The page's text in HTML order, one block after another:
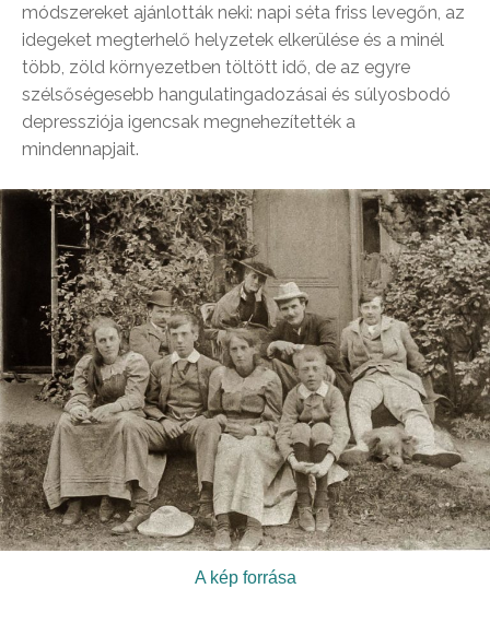
módszereket ajánlották neki: napi séta friss levegőn, az
idegeket megterhelő helyzetek elkerülése és a minél
több, zöld környezetben töltött idő, de az egyre
szélsőségesebb hangulatingadozásai és súlyosbodó
depressziója igencsak megnehezítették a
mindennapjait.
A kép forrása